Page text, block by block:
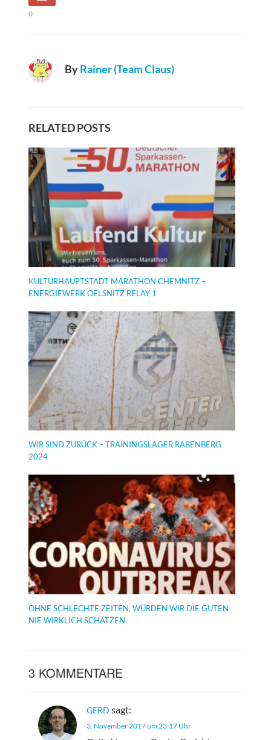
0
ByRainer (Team Claus)
RELATED POSTS
KULTURHAUPTSTADT MARATHON CHEMNITZ –
ENERGIEWERK OELSNITZ RELAY 1
WIR SIND ZURÜCK – TRAININGSLAGER RABENBERG
2024
OHNE SCHLECHTE ZEITEN, WÜRDEN WIR DIE GUTEN
NIE WIRKLICH SCHÄTZEN.
3 KOMMENTARE
GERD sagt:
3. November 2017 um 23:17 Uhr